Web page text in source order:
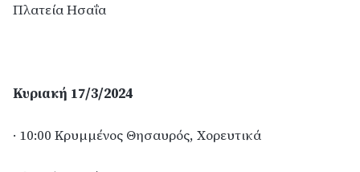
Πλατεία Ησαΐα
Κυριακή 17/3/2024
· 10:00 Κρυμμένος Θησαυρός, Χορευτικά